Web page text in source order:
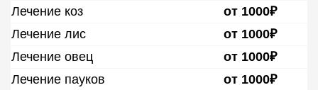
Лечение коз
от 1000₽
Лечение лис
от 1000₽
Лечение овец
от 1000₽
Лечение пауков
от 1000₽